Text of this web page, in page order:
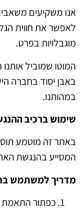
אנו משקיעים
לאפשר את חווית
מוגבלויות בפרט.
המוטו שמוביל
באבן יסוד בחברה
במהותנו.
שימוש ברכיב
באתר זה מוטמע
המסייע בהנגשת
מדריך למשתמש
כפתור התאמת